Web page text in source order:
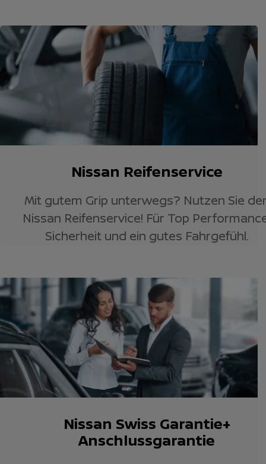
Nissan Reifenservice
Mit gutem Grip unterwegs? Nutzen Sie
Nissan Reifenservice! Für Top
Sicherheit und ein gutes Fahrgefühl.
Nissan Swiss Garantie+
Anschlussgarantie